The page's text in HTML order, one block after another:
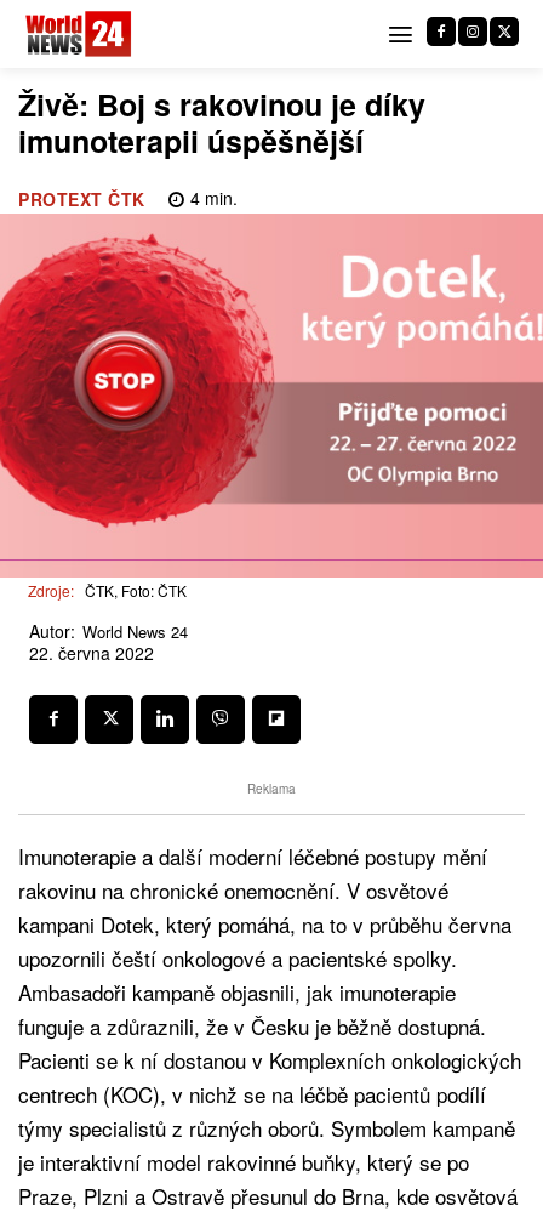
Živě: Boj s rakovinou je díky
imunoterapii úspěšnější
PROTEXT ČTK 4min.
Zdroje: ČTK, Foto: ČTK
Autor: World News 24
22. června 2022
Reklama
Imunoterapie a další moderní léčebné postupy mění
rakovinu na chronické onemocnění. V osvětové
kampani Dotek, který pomáhá, na to v průběhu června
upozornili čeští onkologové a pacientské spolky.
Ambasadoři kampaně objasnili, jak imunoterapie
funguje a zdůraznili, že v Česku je běžně dostupná.
Pacienti se k ní dostanou v Komplexních onkologických
centrech (KOC), v nichž se na léčbě pacientů podílí
týmy specialistů z různých oborů. Symbolem kampaně
je interaktivní model rakovinné buňky, který se po
Praze, Plzni a Ostravě přesunul do Brna, kde osvětová